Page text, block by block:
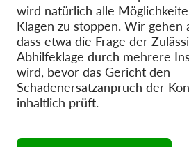
wird natürlich alle
Klagen zu stoppen. Wir gehen
dass etwa die Frage der
Abhilfeklage durch mehrere
wird, bevor das Gericht den
Schadenersatzanpruch der
inhaltlich prüft.